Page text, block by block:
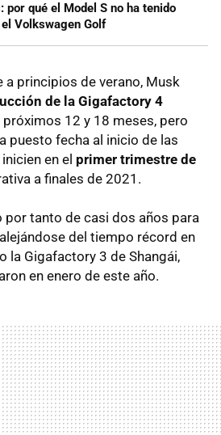
qué el Model S no ha tenido
Volkswagen Golf
a principios de verano, Musk
de la Gigafactory 4
12 y 18 meses, pero
puesto fecha al inicio de las
en el primer trimestre de
a finales de 2021.
por tanto de casi dos años para
del tiempo récord en
la Gigafactory 3 de Shangái,
en enero de este año.